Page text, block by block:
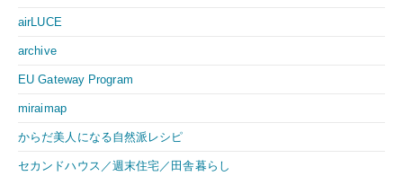
airLUCE
archive
EU Gateway Program
miraimap
からだ美人になる自然派レシピ
セカンドハウス／週末住宅／田舎暮らし